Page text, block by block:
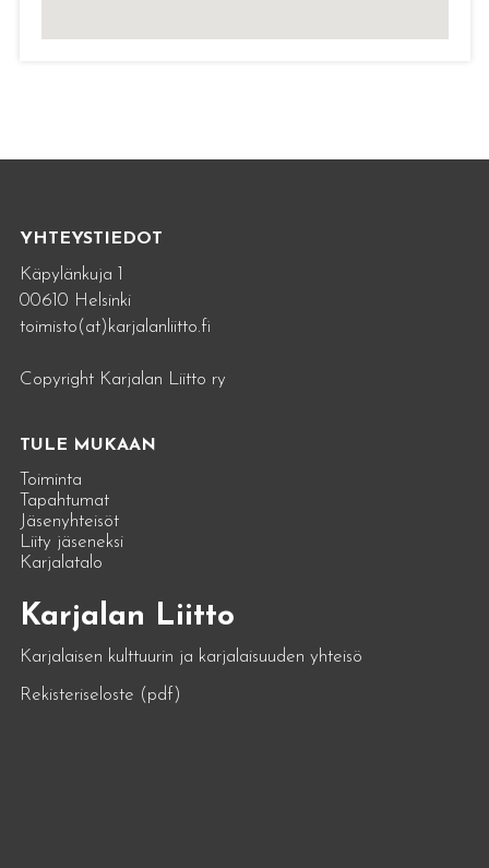
YHTEYSTIEDOT
Käpylänkuja 1
00610 Helsinki
toimisto(at)karjalanliitto.fi
Copyright Karjalan Liitto ry
TULE MUKAAN
Toiminta
Tapahtumat
Jäsenyhteisöt
Liity jäseneksi
Karjalatalo
Karjalan Liitto
Karjalaisen kulttuurin ja karjalaisuuden yhteisö
Rekisteriseloste (pdf)